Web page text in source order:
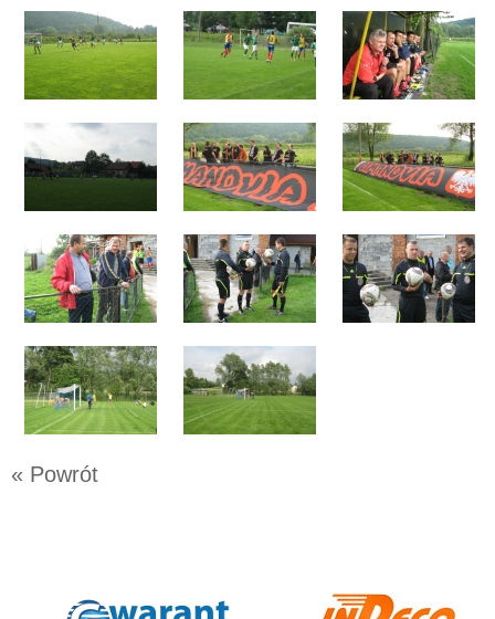
« Powrót